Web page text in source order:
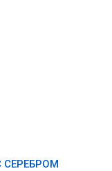
СЕРЕБРОМ